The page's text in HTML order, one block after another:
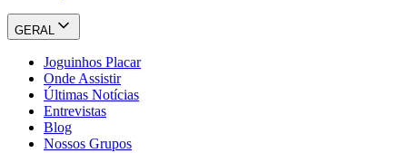
GERAL
Joguinhos Placar
Onde Assistir
Últimas Notícias
Entrevistas
Blog
Nossos Grupos